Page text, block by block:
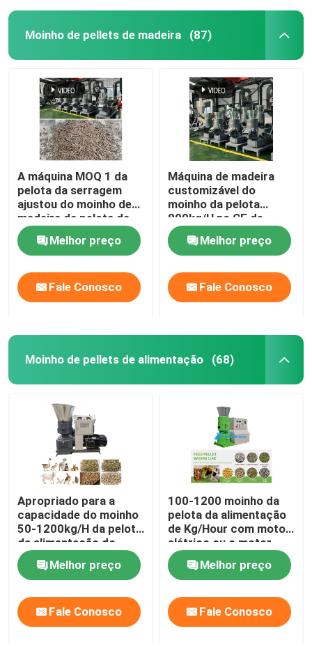
Moinho de pellets de madeira (87)
A máquina MOQ 1 da
pelota da serragem
ajustou do moinho de
madeira da pelota da
tensão 380V a cor
customizávelMelhor preço
Fale Conosco
Máquina de madeira
customizável do
moinho da pelota
800kg/H no CE de
madeira do caso
Melhor preço
Fale Conosco
Moinho de pellets de alimentação (68)
Apropriado para a
capacidade do moinho
50-1200kg/H da pelota
da alimentação do
trigo do amendoim da
casca do arroz das
aves domésticas
Melhor preço
Fale Conosco
100-1200 moinho da
pelota da alimentação
de Kg/Hour com motor
elétrico ou o motor
diesel
Melhor preço
Fale Conosco